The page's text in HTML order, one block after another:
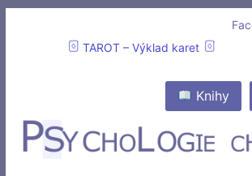
TAROT – Výklad karet
Knihy